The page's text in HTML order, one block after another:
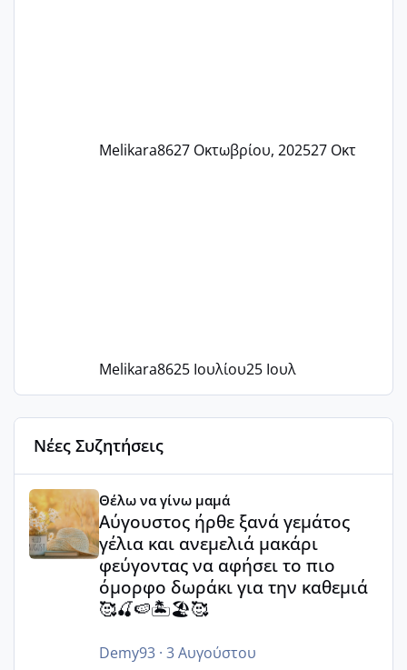
Melikara8627 Οκτωβρίου, 202527 Οκτ
Melikara8625 Ιουλίου25 Ιουλ
Νέες Συζητήσεις
Αύγουστος ήρθε ξανά γεμάτος γέλια και ανεμελιά
Θέλω να γίνω μαμά
Αύγουστος ήρθε ξανά γεμάτος
γέλια και ανεμελιά μακάρι
φεύγοντας να αφήσει το πιο
όμορφο δωράκι για την καθεμιά
🥰🍒🍉🏝️🏖️🥰
Demy93· 3 Αυγούστου